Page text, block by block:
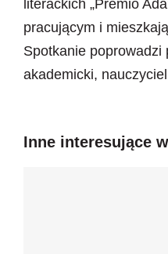
literackich „Premio
pracującym i
Spotkanie poprowadzi
akademicki,
Inne interesujące